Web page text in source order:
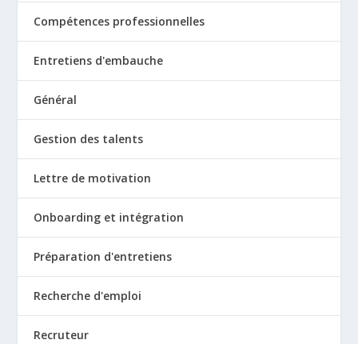
Compétences professionnelles
Entretiens d'embauche
Général
Gestion des talents
Lettre de motivation
Onboarding et intégration
Préparation d'entretiens
Recherche d'emploi
Recruteur